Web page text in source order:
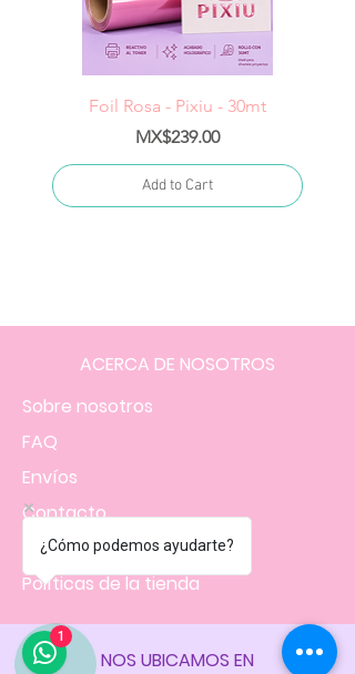
Foil Rosa - Pixiu - 30mt
Price
MX$239.00
Add to Cart
ACERCA DE NOSOTROS
Sobre nosotros
FAQ
Envíos
Contacto
Facturación
Políticasde la tienda
NOS UBICAMOS EN
¿Cómo podemos ayudarte?
1